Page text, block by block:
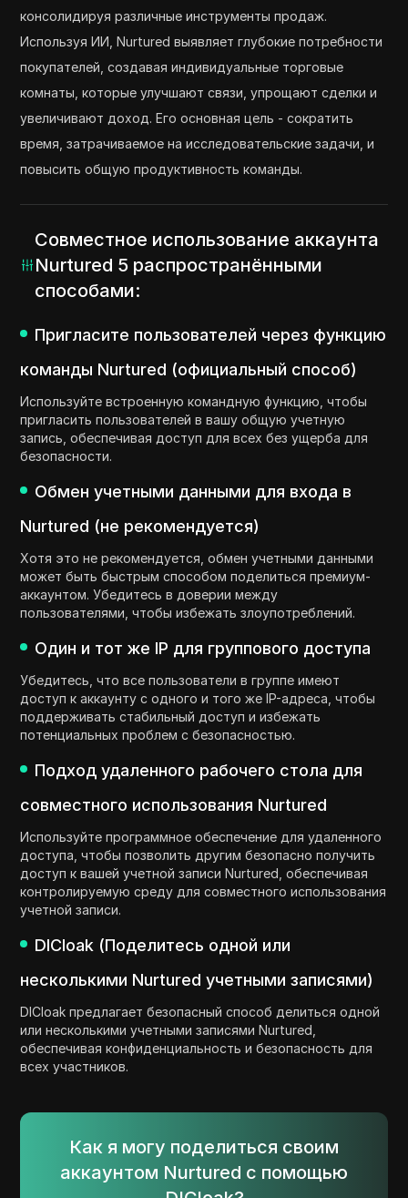
консолидируя различные инструменты продаж.
Используя ИИ, Nurtured выявляет глубокие потребности
покупателей, создавая индивидуальные торговые
комнаты, которые улучшают связи, упрощают сделки и
увеличивают доход. Его основная цель - сократить
время, затрачиваемое на исследовательские задачи, и
повысить общую продуктивность команды.
Совместное использование аккаунта
Nurtured 5 распространёнными
способами:
Пригласите пользователей через функцию
команды Nurtured (официальный способ)
Используйте встроенную командную функцию, чтобы
пригласить пользователей в вашу общую учетную
запись, обеспечивая доступ для всех без ущерба для
безопасности.
Обмен учетными данными для входа в
Nurtured (не рекомендуется)
Хотя это не рекомендуется, обмен учетными данными
может быть быстрым способом поделиться премиум-
аккаунтом. Убедитесь в доверии между
пользователями, чтобы избежать злоупотреблений.
Один и тот же IP для группового доступа
Убедитесь, что все пользователи в группе имеют
доступ к аккаунту с одного и того же IP-адреса, чтобы
поддерживать стабильный доступ и избежать
потенциальных проблем с безопасностью.
Подход удаленного рабочего стола для
совместного использования Nurtured
Используйте программное обеспечение для удаленного
доступа, чтобы позволить другим безопасно получить
доступ к вашей учетной записи Nurtured, обеспечивая
контролируемую среду для совместного использования
учетной записи.
DICloak (Поделитесь одной или
несколькими Nurtured учетными записями)
DICloak предлагает безопасный способ делиться одной
или несколькими учетными записями Nurtured,
обеспечивая конфиденциальность и безопасность для
всех участников.
Как я могу поделиться своим
аккаунтом Nurtured с помощью